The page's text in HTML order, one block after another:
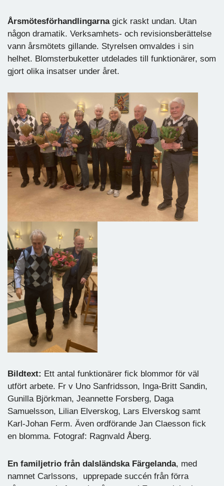
Årsmötesförhandlingarnagick raskt undan. Utan
någon dramatik. Verksamhets- och revisionsberättelse
vann årsmötets gillande. Styrelsen omvaldes i sin
helhet. Blomsterbuketter utdelades till funktionärer, som
gjort olika insatser under året.
Bildtext: Ett antal funktionärer fick blommor för väl
utfört arbete. Fr v Uno Sanfridsson, Inga-Britt Sandin,
Gunilla Björkman, Jeannette Forsberg, Daga
Samuelsson, Lilian Elverskog, Lars Elverskog samt
Karl-Johan Ferm. Även ordförande Jan Claesson fick
en blomma. Fotograf: Ragnvald Åberg.
En familjetrio från dalsländska Färgelanda, med
namnet Carlssons, upprepade succén från förra